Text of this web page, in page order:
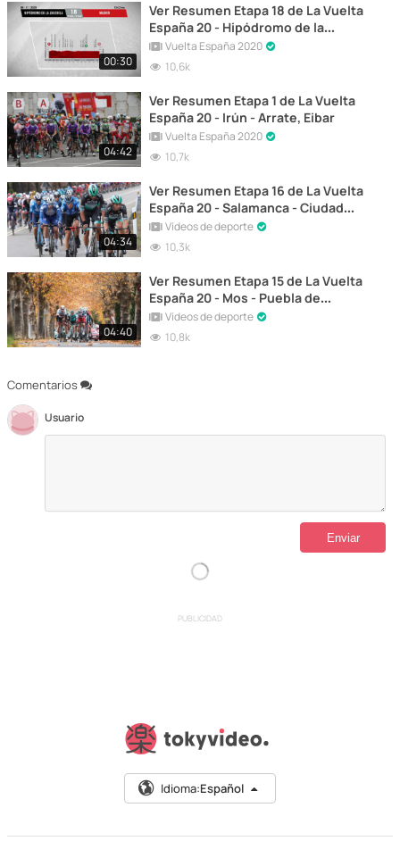
Comentarios
Usuario
00:30
Ver Resumen Etapa 18 de La Vuelta
España 20 - Hipódromo de la
Zarzuela - Madrid
Vuelta España 2020
10,6k
04:42
Ver Resumen Etapa 1 de La Vuelta
España 20 - Irún - Arrate, Eibar
Vuelta España 2020
10,7k
04:34
Ver Resumen Etapa 16 de La Vuelta
España 20 - Salamanca - Ciudad
Rodrigo
Vídeos de deporte
10,3k
04:40
Ver Resumen Etapa 15 de La Vuelta
España 20 - Mos - Puebla de
Sanabria
Vídeos de deporte
10,8k
PUBLICIDAD
Idioma:Español